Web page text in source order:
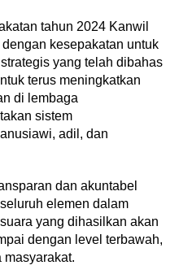
tahun 2024 Kanwil
kesepakatan untuk
yang telah dibahas
terus meningkatkan
di lembaga
sistem
adil, dan
dan akuntabel
elemen dalam
yang dihasilkan akan
dengan level terbawah,
masyarakat.